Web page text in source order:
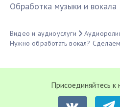
Обработка музыки и вокала
Видео и аудиоуслуги
Нужно обработать вокал?
Присоединяйтесь к